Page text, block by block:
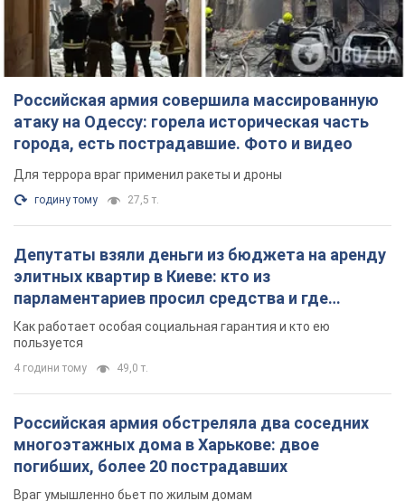
Российская армия совершила массированную
атаку на Одессу: горела историческая часть
города, есть пострадавшие. Фото и видео
Для террора враг применил ракеты и дроны
годину тому 27,5 т.
Депутаты взяли деньги из бюджета на аренду
элитных квартир в Киеве: кто из
парламентариев просил средства и где
поселился
Как работает особая социальная гарантия и кто ею
пользуется
4 години тому 49,0 т.
Российская армия обстреляла два соседних
многоэтажных дома в Харькове: двое
погибших, более 20 пострадавших
Враг умышленно бьет по жилым домам